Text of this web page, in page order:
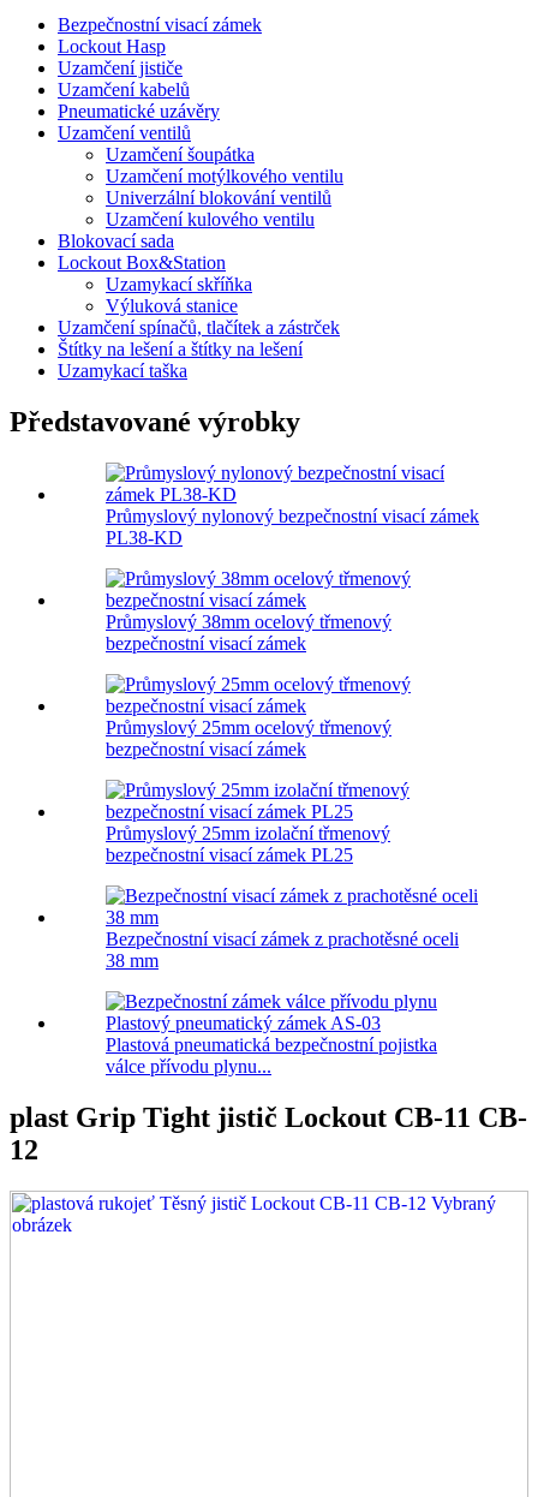
Bezpečnostní visací zámek
Lockout Hasp
Uzamčení jističe
Uzamčení kabelů
Pneumatické uzávěry
Uzamčení ventilů
Uzamčení šoupátka
Uzamčení motýlkového ventilu
Univerzální blokování ventilů
Uzamčení kulového ventilu
Blokovací sada
Lockout Box&Station
Uzamykací skříňka
Výluková stanice
Uzamčení spínačů, tlačítek a zástrček
Štítky na lešení a štítky na lešení
Uzamykací taška
Představované výrobky
Průmyslový nylonový bezpečnostní visací zámek
PL38-KD
Průmyslový 38mm ocelový třmenový
bezpečnostní visací zámek
Průmyslový 25mm ocelový třmenový
bezpečnostní visací zámek
Průmyslový 25mm izolační třmenový
bezpečnostní visací zámek PL25
Bezpečnostní visací zámek z prachotěsné oceli
38 mm
Plastová pneumatická bezpečnostní pojistka
válce přívodu plynu...
plast Grip Tight jistič Lockout CB-11 CB-
12